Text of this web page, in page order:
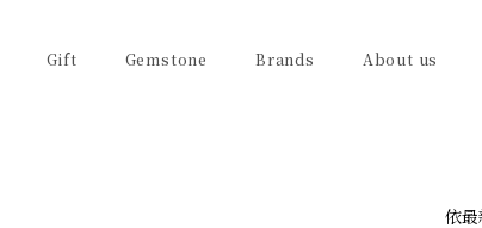
Gift Gemstone Brands About us